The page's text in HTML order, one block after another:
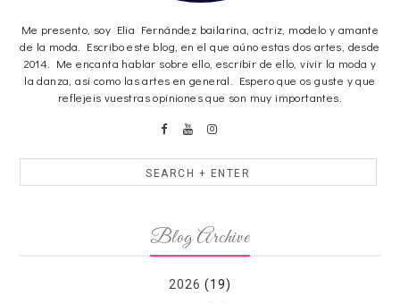
Me presento, soy Elia Fernández bailarina, actriz, modelo y amante
de la moda. Escribo este blog, en el que aúno estas dos artes, desde
2014. Me encanta hablar sobre ello, escribir de ello, vivir la moda y
la danza, asi como las artes en general. Espero que os guste y que
reflejeis vuestras opiniones que son muy importantes.
Blog Archive
2026 (19)